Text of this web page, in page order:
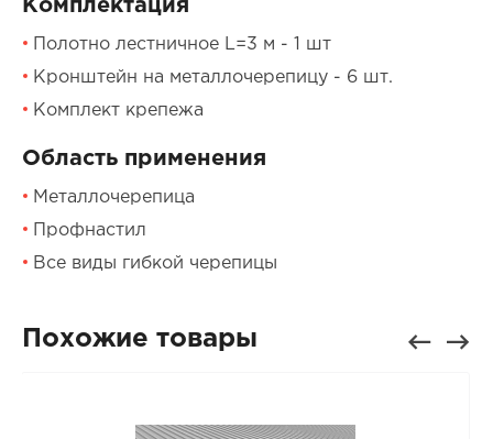
Комплектация
Полотно лестничное L=3 м - 1 шт
Кронштейн на металлочерепицу - 6 шт.
Комплект крепежа
Область применения
Металлочерепица
Профнастил
Все виды гибкой черепицы
Похожие товары